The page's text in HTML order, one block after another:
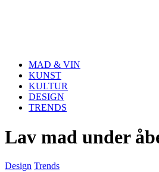
MAD & VIN
KUNST
KULTUR
DESIGN
TRENDS
Lav mad under
Design Trends